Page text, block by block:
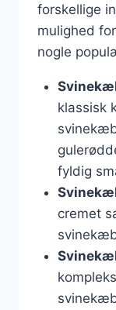
forskellige
mulighed
nogle
klassisk
fyldig
cremet